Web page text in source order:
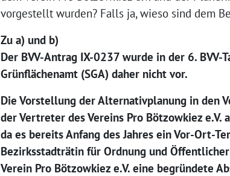
vorgestellt wurden? Falls ja, wieso sind dem
Zu a) und b)
Der BVV-Antrag IX-0237 wurde in der 6.
Grünflächenamt (SGA) daher nicht vor.
Die Vorstellung der Alternativplanung in den
der Vertreter des Vereins Pro Bötzowkiez e.V.
da es bereits Anfang des Jahres ein Vor-Ort-
Bezirksstadträtin für Ordnung und
Verein Pro Bötzowkiez e.V. eine begründete